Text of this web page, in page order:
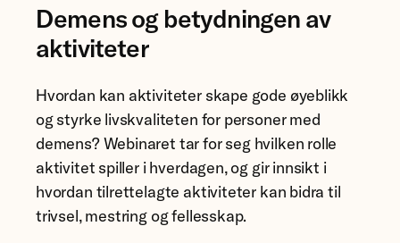
Demens og betydningen av
aktiviteter
Hvordan kan aktiviteter skape gode øyeblikk
og styrke livskvaliteten for personer med
demens? Webinaret tar for seg hvilken rolle
aktivitet spiller i hverdagen, og gir innsikt i
hvordan tilrettelagte aktiviteter kan bidra til
trivsel, mestring og fellesskap.